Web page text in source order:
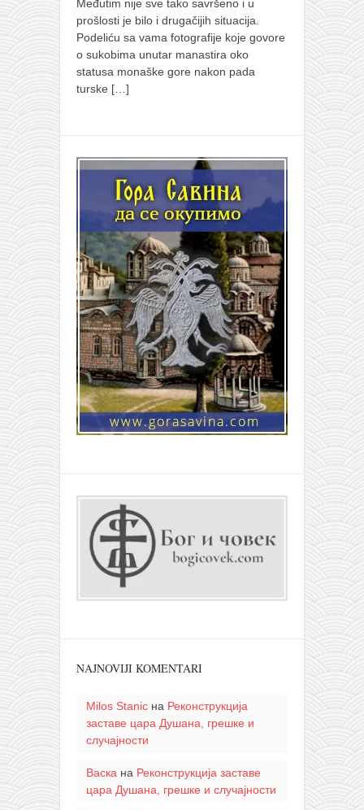
Međutim nije sve tako savršeno i u
prošlosti je bilo i drugačijih situacija.
Podeliću sa vama fotografije koje govore
o sukobima unutar manastira oko
statusa monaške gore nakon pada
turske […]
NAJNOVIJI KOMENTARI
Milos Stanicна Реконструкција
заставе цара Душана, грешке и
случајности
Васка на Реконструкција заставе
цара Душана, грешке и случајности